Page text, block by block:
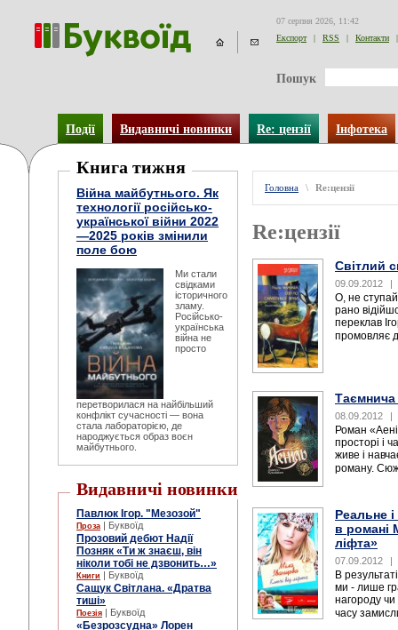
07 серпня 2026, 11:42
Експорт
| RSS | Контакти |
Пошук
Події Видавничі новинки Re: цензії Інфотека
Книга тижня
Війна майбутнього. Як
технології російсько-
української війни 2022
—2025 років змінили
поле бою
Ми стали
свідками
історичного
зламу.
Російсько-
українська
війна не
просто
перетворилася на найбільший
конфлікт сучасності — вона
стала лабораторією, де
народжується образ воєн
майбутнього.
Видавничі новинки
Павлюк Ігор. "Мезозой"
Проза | Буквоїд
Прозовий дебют Надії
Позняк «Ти ж знаєш, він
ніколи тобі не дзвонить…»
Книги | Буквоїд
Сащук Світлана. «Дратва
тиші»
Поезія | Буквоїд
«Безрозсудна» Лорен
Головна \ Re:цензії
Re:цензії
Світлий
09.09.2012 |
О, не
рано
переклав
промовляє
Таємнича
08.09.2012 |
Роман
просторі і
живе і
роману.
Реальне
в романі
ліфта»
07.09.2012 |
В
ми - лише
нагороду
часу